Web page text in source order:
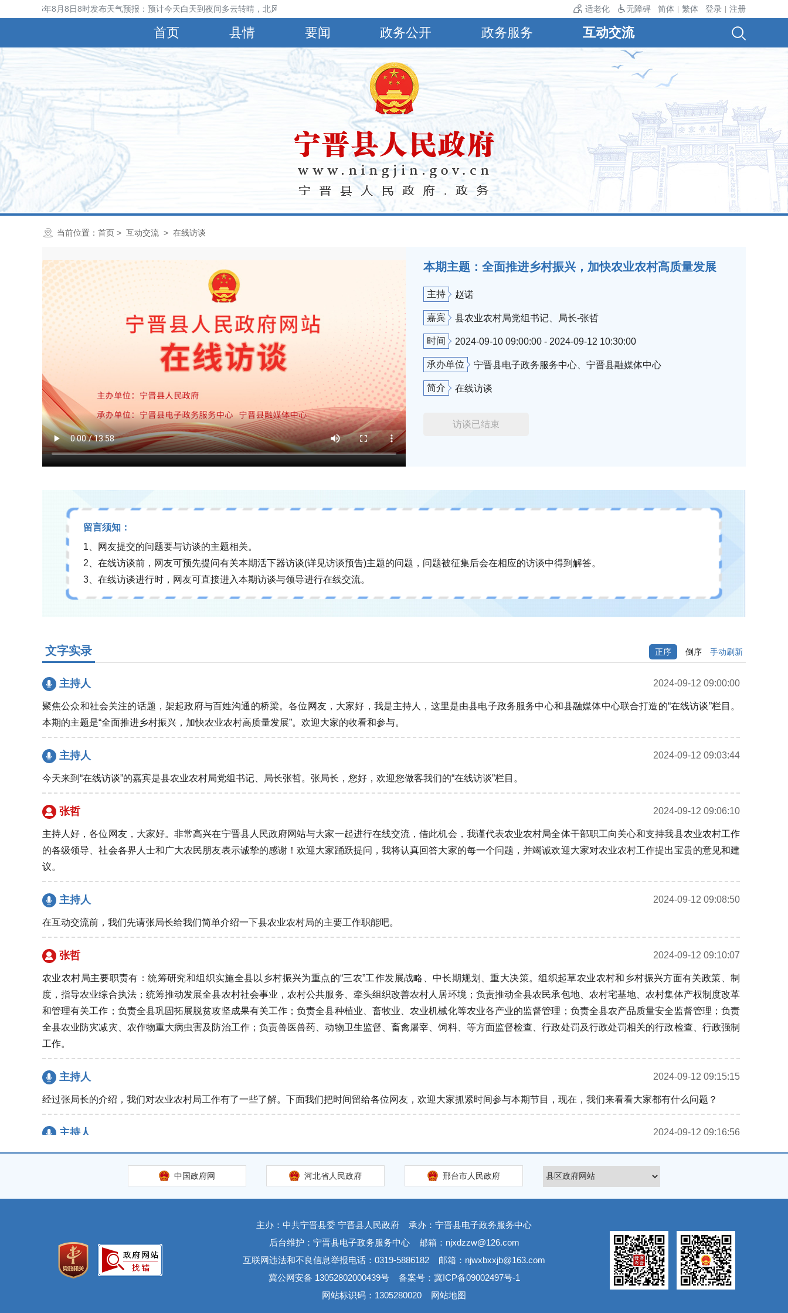
台2026年8月8日8时发布天气预报：预计今天白天到夜间多云转晴，北风3～4级，最高气温32℃，最低气温22℃。 适老化 无障碍 简体 繁体 登录 注册
首页 县情 要闻 政务公开 政务服务 互动交流
当前位置： 首页 > 互动交流 > 在线访谈
本期主题：全面推进乡村振兴，加快农业农村高质量发展
主持 赵诺
嘉宾 县农业农村局党组书记、局长-张哲
时间 2024-09-10 09:00:00 - 2024-09-12 10:30:00
承办单位 宁晋县电子政务服务中心、宁晋县融媒体中心
简介 在线访谈
访谈已结束
留言须知：
1、网友提交的问题要与访谈的主题相关。
2、在线访谈前，网友可预先提问有关本期活下器访谈(详见访谈预告)主题的问题，问题被征集后会在相应的访谈中得到解答。
3、在线访谈进行时，网友可直接进入本期访谈与领导进行在线交流。
文字实录 正序 倒序 手动刷新
主持人 2024-09-12 09:00:00
聚焦公众和社会关注的话题，架起政府与百姓沟通的桥梁。各位网友，大家好，我是主持人，这里是由县电子政务服务中心和县融媒体中心联合打造的“在线访谈”栏目。
本期的主题是“全面推进乡村振兴，加快农业农村高质量发展”。欢迎大家的收看和参与。
主持人 2024-09-12 09:03:44
今天来到“在线访谈”的嘉宾是县农业农村局党组书记、局长张哲。张局长，您好，欢迎您做客我们的“在线访谈”栏目。
张哲 2024-09-12 09:06:10
主持人好，各位网友，大家好。非常高兴在宁晋县人民政府网站与大家一起进行在线交流，借此机会，我谨代表农业农村局全体干部职工向关心和支持我县农业农村工作
的各级领导、社会各界人士和广大农民朋友表示诚挚的感谢！欢迎大家踊跃提问，我将认真回答大家的每一个问题，并竭诚欢迎大家对农业农村工作提出宝贵的意见和建
议。
主持人 2024-09-12 09:08:50
在互动交流前，我们先请张局长给我们简单介绍一下县农业农村局的主要工作职能吧。
张哲 2024-09-12 09:10:07
农业农村局主要职责有：统筹研究和组织实施全县以乡村振兴为重点的“三农”工作发展战略、中长期规划、重大决策。组织起草农业农村和乡村振兴方面有关政策、制
度，指导农业综合执法；统筹推动发展全县农村社会事业，农村公共服务、牵头组织改善农村人居环境；负责推动全县农民承包地、农村宅基地、农村集体产权制度改革
和管理有关工作；负责全县巩固拓展脱贫攻坚成果有关工作；负责全县种植业、畜牧业、农业机械化等农业各产业的监督管理；负责全县农产品质量安全监督管理；负责
全县农业防灾减灾、农作物重大病虫害及防治工作；负责兽医兽药、动物卫生监督、畜禽屠宰、饲料、等方面监督检查、行政处罚及行政处罚相关的行政检查、行政强制
工作。
主持人 2024-09-12 09:15:15
经过张局长的介绍，我们对农业农村局工作有了一些了解。下面我们把时间留给各位网友，欢迎大家抓紧时间参与本期节目，现在，我们来看看大家都有什么问题？
主持人 2024-09-12 09:16:56
网名为“秋然”的网友提问，旱作雨养补贴什么时间发？
2024-09-12 09:17:37
照有关规定将补助资金通过“一卡通”或“一折通”发放到承担旱作雨养任务的农户或经营主体。目前旱作雨养项目正在进行验收，待验收合格后按照相关程序发放项目补助资
金。
主持人 2024-09-12 09:20:16
网名为“往事如风”的网友提问：这几年我县年年进行小麦“一喷三防”和玉米“一喷多促”，这些具体指什么？有什么作用？
中国政府网 河北省人民政府 邢台市人民政府
主办：中共宁晋县委 宁晋县人民政府
承办：宁晋县电子政务服务中心
后台维护：宁晋县电子政务服务中心
邮箱：njxdzzw@126.com
互联网违法和不良信息举报电话：0319-5886182
邮箱：njwxbxxjb@163.com
冀公网安备 13052802000439号
备案号：冀ICP备09002497号-1
网站标识码：1305280020
网站地图